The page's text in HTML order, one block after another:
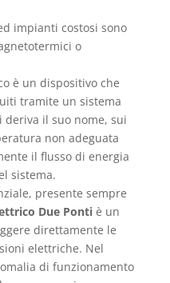
impianti costosi sono
o
è un dispositivo che
tramite un sistema
il suo nome, sui
non adeguata
il flusso di energia
sistema.
presente sempre
Due Pontiè un
direttamente le
elettriche. Nel
di funzionamento